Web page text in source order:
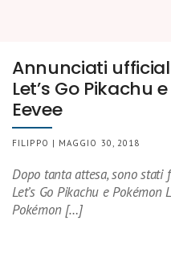
Annunciati
Let’s Go Pikachu
Eevee
FILIPPO | MAGGIO 30, 2018
Dopo tanta attesa, sono
Let’s Go Pikachu e Pokémon
Pokémon […]